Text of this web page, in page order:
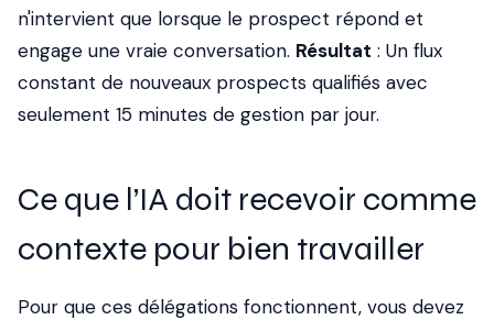
n'intervient que lorsque le prospect répond et
engage une vraie conversation. Résultat : Un flux
constant de nouveaux prospects qualifiés avec
seulement 15 minutes de gestion par jour.
Ce que l’IA doit recevoir comme
contexte pour bien travailler
Pour que ces délégations fonctionnent, vous devez